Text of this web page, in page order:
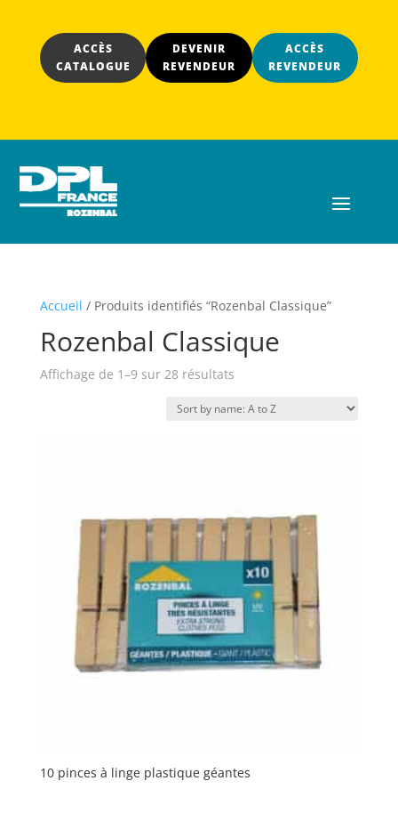
ACCÈS
CATALOGUE
DEVENIR
REVENDEUR
ACCÈS
REVENDEUR
Accueil / Produits identifiés “Rozenbal Classique”
Rozenbal Classique
Affichage de 1–9 sur 28 résultats
10 pinces à linge plastique géantes